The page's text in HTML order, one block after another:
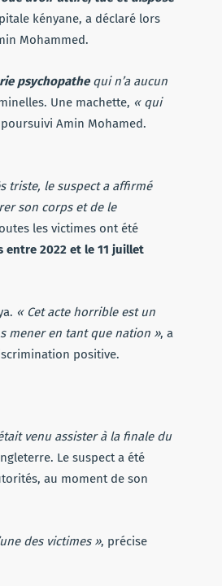
kényane, a déclaré lors
Mohammed.
psychopathequi n’a aucun
Une machette, « qui
Amin Mohamed.
triste, le suspect a affirmé
son corps et de le
les victimes ont été
entre 2022 et le 11 juillet
« Cet acte horrible est un
mener en tant que nation », a
positive.
venu assister à la finale du
Le suspect a été
au moment de son
des victimes », précise